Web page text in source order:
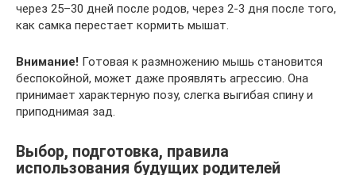
через 25–30 дней после родов, через 2-3 дня после того,
как самка перестает кормить мышат.
Внимание! Готовая к размножению мышь становится
беспокойной, может даже проявлять агрессию. Она
принимает характерную позу, слегка выгибая спину и
приподнимая зад.
Выбор, подготовка, правила
использования будущих родителей